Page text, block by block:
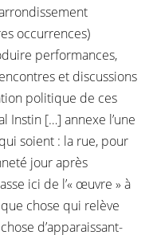
occurrences)
performances,
et discussions
politique de ces
Instin […] annexe l’une
soient : la rue, pour
jour après
ici de l’« œuvre » à
chose qui relève
d’apparaissant-